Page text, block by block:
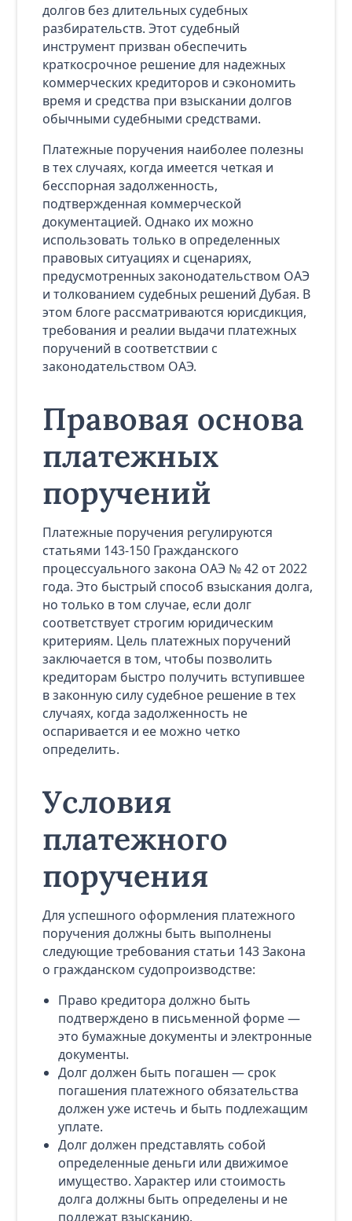
долгов без длительных судебных
разбирательств. Этот судебный
инструмент призван обеспечить
краткосрочное решение для надежных
коммерческих кредиторов и сэкономить
время и средства при взыскании долгов
обычными судебными средствами.
Платежные поручения наиболее полезны
в тех случаях, когда имеется четкая и
бесспорная задолженность,
подтвержденная коммерческой
документацией. Однако их можно
использовать только в определенных
правовых ситуациях и сценариях,
предусмотренных законодательством ОАЭ
и толкованием судебных решений Дубая. В
этом блоге рассматриваются юрисдикция,
требования и реалии выдачи платежных
поручений в соответствии с
законодательством ОАЭ.
Правовая основа
платежных
поручений
Платежные поручения регулируются
статьями 143-150 Гражданского
процессуального закона ОАЭ № 42 от 2022
года. Это быстрый способ взыскания долга,
но только в том случае, если долг
соответствует строгим юридическим
критериям. Цель платежных поручений
заключается в том, чтобы позволить
кредиторам быстро получить вступившее
в законную силу судебное решение в тех
случаях, когда задолженность не
оспаривается и ее можно четко
определить.
Условия
платежного
поручения
Для успешного оформления платежного
поручения должны быть выполнены
следующие требования статьи 143 Закона
о гражданском судопроизводстве:
Право кредитора должно быть
подтверждено в письменной форме —
это бумажные документы и электронные
документы.
Долг должен быть погашен — срок
погашения платежного обязательства
должен уже истечь и быть подлежащим
уплате.
Долг должен представлять собой
определенные деньги или движимое
имущество. Характер или стоимость
долга должны быть определены и не
подлежат взысканию.